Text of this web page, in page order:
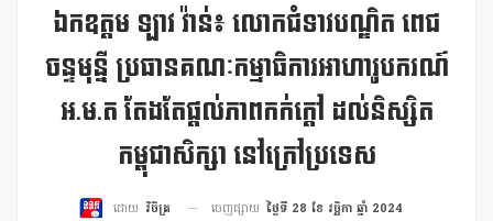
ឯកឧត្តម ឡាវ វ៉ាន់៖ លោកជំទាវបណ្ឌិត ពេជ
ចន្ទមុន្នី ប្រធានគណៈកម្មាធិការអាហារូបករណ៍
អ.ម.ត តែងតែផ្តល់ភាពកក់ក្តៅ ដល់និស្សិត
កម្ពុជាសិក្សា នៅក្រៅប្រទេស
ដោយ វិចិត្រ ចេញផ្សាយ ថ្ងៃទី 28 ខែ វច្ឆិកា ឆ្នាំ 2024